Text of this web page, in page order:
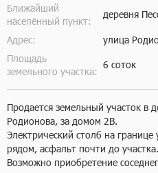
Ближайший
населённый пункт:
деревня
Адрес:
улица
Площадь
земельного участка: 6 соток
Продается земельный участок в
Родионова, за домом 2В.
Электрический столб на границе
рядом, асфальт почти до участка.
Возможно приобретение